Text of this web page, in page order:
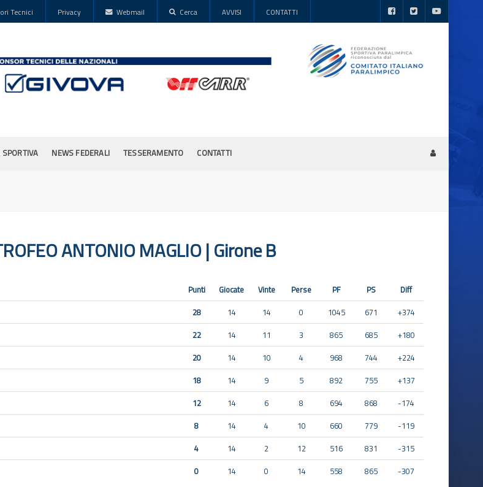
Tecnici Privacy Webmail Cerca AVVISI CONTATTI
NEWS FEDERALI TESSERAMENTO CONTATTI
ANTONIO MAGLIO | Girone B
Punti Giocate Vinte Perse PF PS
Diff
28 14 14 0 1045 671
+374
22 14 11 3 865 685
+180
20 14 10 4 968 744
+224
18 14 9 5 892 755
+137
12 14 6 8 694 868
-174
8 14 4 10 660 779
-119
4 14 2 12 516 831
-315
0 14 0 14 558 865 -307